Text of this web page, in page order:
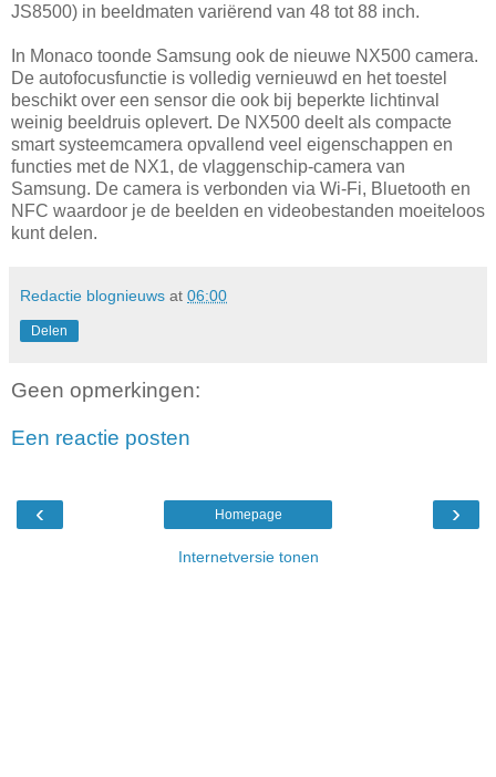
JS8500) in beeldmaten variërend van 48 tot 88 inch.
In Monaco toonde Samsung ook de nieuwe NX500 camera.
De autofocusfunctie is volledig vernieuwd en het toestel
beschikt over een sensor die ook bij beperkte lichtinval
weinig beeldruis oplevert. De NX500 deelt als compacte
smart systeemcamera opvallend veel eigenschappen en
functies met de NX1, de vlaggenschip-camera van
Samsung. De camera is verbonden via Wi-Fi, Bluetooth en
NFC waardoor je de beelden en videobestanden moeiteloos
kunt delen.
Redactie blognieuws at 06:00
Delen
Geen opmerkingen:
Een reactie posten
‹ ›
Homepage
Internetversie tonen